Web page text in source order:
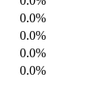
0.0%
0.0%
0.0%
0.0%